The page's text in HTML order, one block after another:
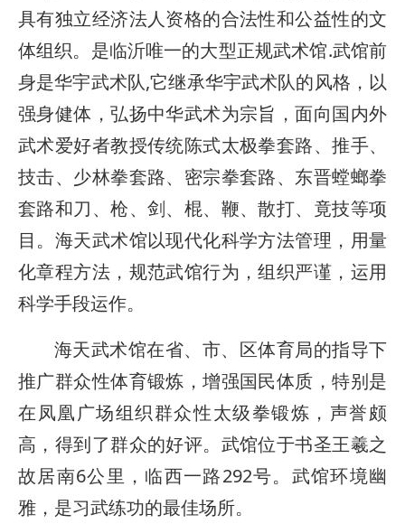
具有独立经济法人资格的合法性和公益性的文
体组织。是临沂唯一的大型正规武术馆.武馆前
身是华宇武术队,它继承华宇武术队的风格，以
强身健体，弘扬中华武术为宗旨，面向国内外
武术爱好者教授传统陈式太极拳套路、推手、
技击、少林拳套路、密宗拳套路、东晋螳螂拳
套路和刀、枪、剑、棍、鞭、散打、竟技等项
目。海天武术馆以现代化科学方法管理，用量
化章程方法，规范武馆行为，组织严谨，运用
科学手段运作。
海天武术馆在省、市、区体育局的指导下
推广群众性体育锻炼，增强国民体质，特别是
在凤凰广场组织群众性太级拳锻炼，声誉颇
高，得到了群众的好评。武馆位于书圣王羲之
故居南6公里，临西一路292号。武馆环境幽
雅，是习武练功的最佳场所。